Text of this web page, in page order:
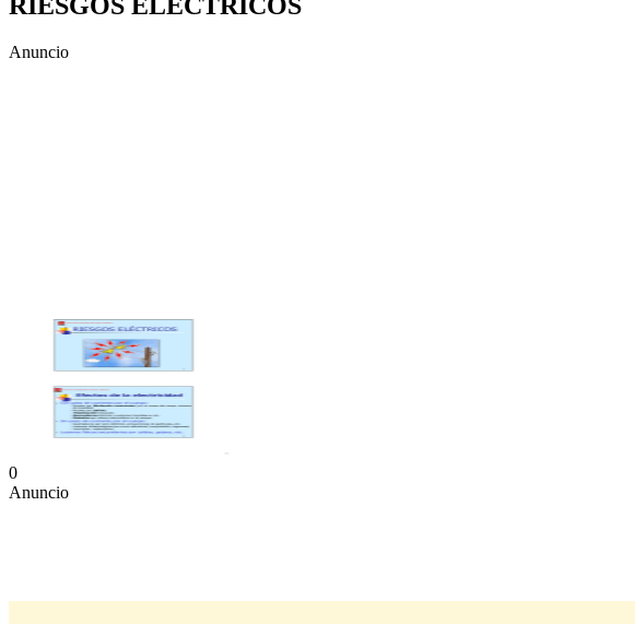
Anuncio
0
Anuncio